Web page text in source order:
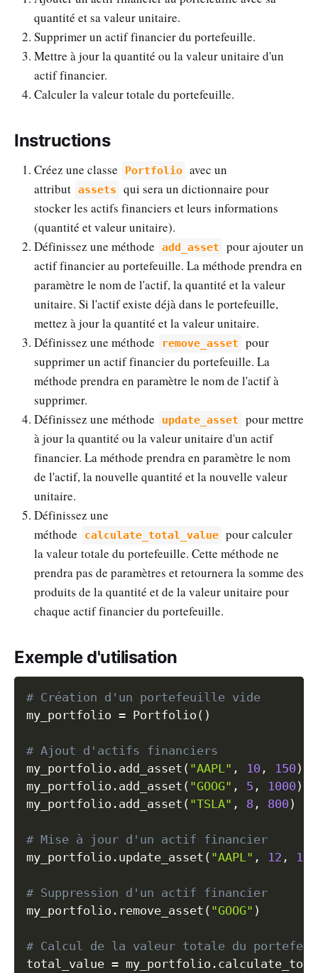
quantité et sa valeur unitaire.
Supprimer un actif financier du portefeuille.
Mettre à jour la quantité ou la valeur unitaire d'un
actif financier.
Calculer la valeur totale du portefeuille.
Instructions
Créez une classe Portfolio avec un
attribut assets
qui sera un dictionnaire pour
stocker les actifs financiers et leurs informations
(quantité et valeur unitaire).
Définissez une méthode
add_asset
pour ajouter un
actif financier au portefeuille. La méthode prendra en
paramètre le nom de l'actif, la quantité et la valeur
unitaire. Si l'actif existe déjà dans le portefeuille,
mettez à jour la quantité et la valeur unitaire.
Définissez une méthode
remove_asset
pour
supprimer un actif financier du portefeuille. La
méthode prendra en paramètre le nom de l'actif à
supprimer.
Définissez une méthode
update_asset
pour mettre
à jour la quantité ou la valeur unitaire d'un actif
financier. La méthode prendra en paramètre le nom
de l'actif, la nouvelle quantité et la nouvelle valeur
unitaire.
Définissez une
méthode
calculate_total_value pour calculer
la valeur totale du portefeuille. Cette méthode ne
prendra pas de paramètres et retournera la somme des
produits de la quantité et de la valeur unitaire pour
chaque actif financier du portefeuille.
Exemple d'utilisation
# Création d'un portefeuille vide
my_portfolio = Portfolio ( )
# Ajout d'actifs financiers
my_portfolio . add_asset ( "AAPL" , 10 , 150 )
my_portfolio . add_asset ( "GOOG" , 5 , 1000 )
my_portfolio . add_asset ( "TSLA" , 8 , 800 )
# Mise à jour d'un actif financier
my_portfolio . update_asset ( "AAPL" , 12 , 160
# Suppression d'un actif financier
my_portfolio . remove_asset ( "GOOG" )
# Calcul de la valeur totale du
total_value = my_portfolio .